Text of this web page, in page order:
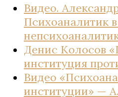
Видео.
Психоаналитик
Денис Колосов
институция
Видео
институции» —